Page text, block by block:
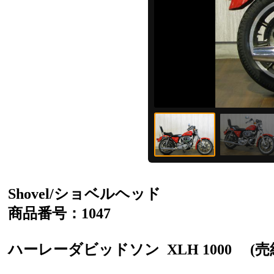
Shovel/ショベルヘッド
商品番号：1047
ハーレーダビッドソン XLH 1000 (売